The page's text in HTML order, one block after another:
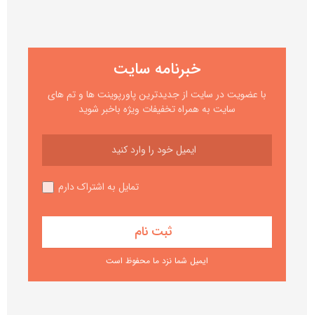
خبرنامه سایت
با عضویت در سایت از جدیدترین پاورپوینت ها و تم های
سایت به همراه تخفیفات ویژه باخبر شوید
تمایل به اشتراک دارم
ایمیل شما نزد ما محفوظ است